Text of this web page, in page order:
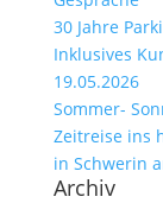
30 Jahre
Inklusives
19.05.2026
Sommer-
Zeitreise ins
in Schwerin
Archiv